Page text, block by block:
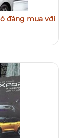
đáng mua với